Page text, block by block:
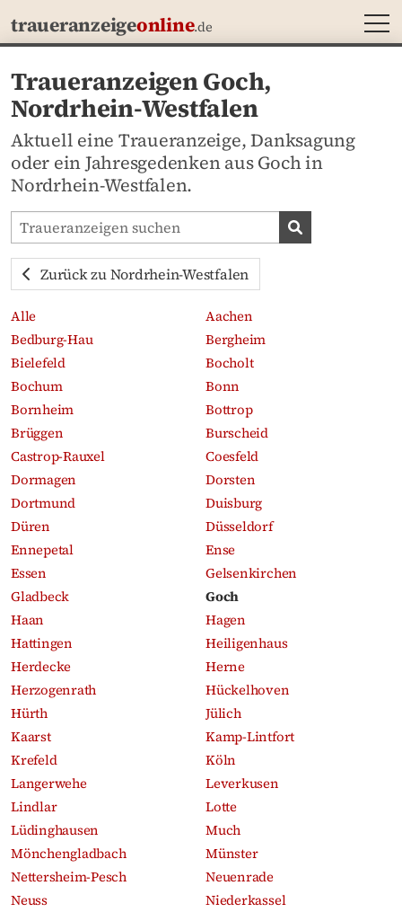
traueranzeigeonline.de
Traueranzeigen Goch,
Nordrhein-Westfalen
Aktuell eine Traueranzeige, Danksagung
oder ein Jahresgedenken aus Goch in
Nordrhein-Westfalen.
Traueranzeigen-Portal durchsuchen
Zurück zu Nordrhein-Westfalen
Alle
Aachen
Bedburg-Hau
Bergheim
Bielefeld
Bocholt
Bochum
Bonn
Bornheim
Bottrop
Brüggen
Burscheid
Castrop-Rauxel
Coesfeld
Dormagen
Dorsten
Dortmund
Duisburg
Düren
Düsseldorf
Ennepetal
Ense
Essen
Gelsenkirchen
Gladbeck
Goch
Haan
Hagen
Hattingen
Heiligenhaus
Herdecke
Herne
Herzogenrath
Hückelhoven
Hürth
Jülich
Kaarst
Kamp-Lintfort
Krefeld
Köln
Langerwehe
Leverkusen
Lindlar
Lotte
Lüdinghausen
Much
Mönchengladbach
Münster
Nettersheim-Pesch
Neuenrade
Neuss
Niederkassel